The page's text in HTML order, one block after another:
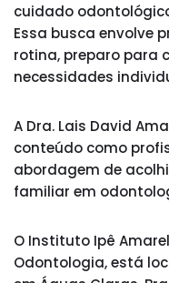
cuidado
Essa busca envolve
rotina, preparo para
necessidades
A Dra. Lais David
conteúdo como
abordagem de
familiar em
O Instituto Ipê
Odontologia, está